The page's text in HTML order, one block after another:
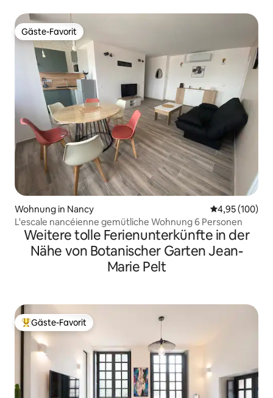
Gäste-Favorit
Gäste-Favorit
Wohnung in Nancy
4,95 (100)
L'escale nancéienne gemütliche Wohnung 6 Personen
Weitere tolle Ferienunterkünfte in der
Nähe von Botanischer Garten Jean-
Marie Pelt
Beliebter Gäste-Favorit.
Gäste-Favorit